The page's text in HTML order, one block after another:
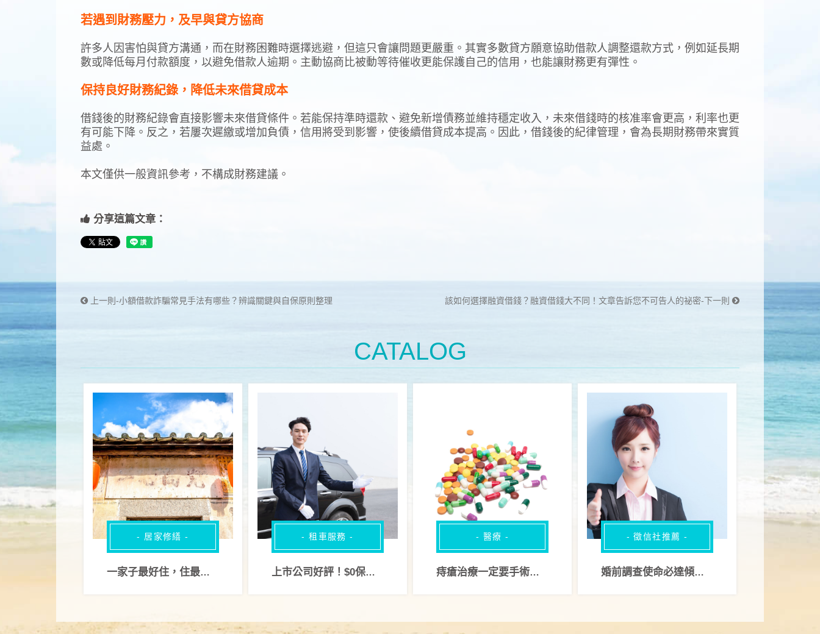
若遇到財務壓力，及早與貸方協商
許多人因害怕與貸方溝通，而在財務困難時選擇逃避，但這只會讓問題更嚴重。其實多數貸方願意協助借款人調整還款方式，例如延長期
數或降低每月付款額度，以避免借款人逾期。主動協商比被動等待催收更能保護自己的信用，也能讓財務更有彈性。
保持良好財務紀錄，降低未來借貸成本
借錢後的財務紀錄會直接影響未來借貸條件。若能保持準時還款、避免新增債務並維持穩定收入，未來借錢時的核准率會更高，利率也更
有可能下降。反之，若屢次遲繳或增加負債，信用將受到影響，使後續借貸成本提高。因此，借錢後的紀律管理，會為長期財務帶來實質
益處。
本文僅供一般資訊參考，不構成財務建議。
分享這篇文章：
上一則-小額借款詐騙常見手法有哪些？辨識關鍵與自保原則整理 該如何選擇融資借錢？融資借錢大不同！文章告訴您不可告人的祕密-下一則
CATALOG
- 居家修繕 -
一家子最好住，住最習慣的房子，台中舊屋改建
- 租車服務 -
上市公司好評！$0保證金輕鬆租車，各種保險一應具全
- 醫療 -
痔瘡治療一定要手術？詳解痔瘡症狀原因與完整治療
- 徵信社推薦 -
婚前調查使命必達傾聽您的痛苦與不安